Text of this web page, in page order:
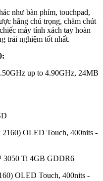
như bàn phím, touchpad,
hãng chú trọng, chăm chút
máy tính xách tay hoàn
trải nghiệm tốt nhất.
up to 4.90GHz, 24MB
OLED Touch, 400nits -
Ti 4GB GDDR6
OLED Touch, 400nits -